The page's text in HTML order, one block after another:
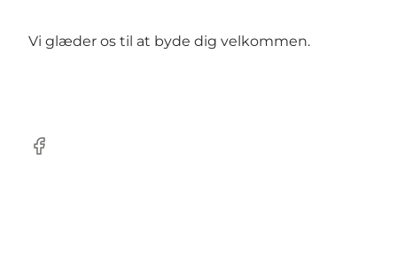
Vi glæder os til at byde dig velkommen.
Facebook